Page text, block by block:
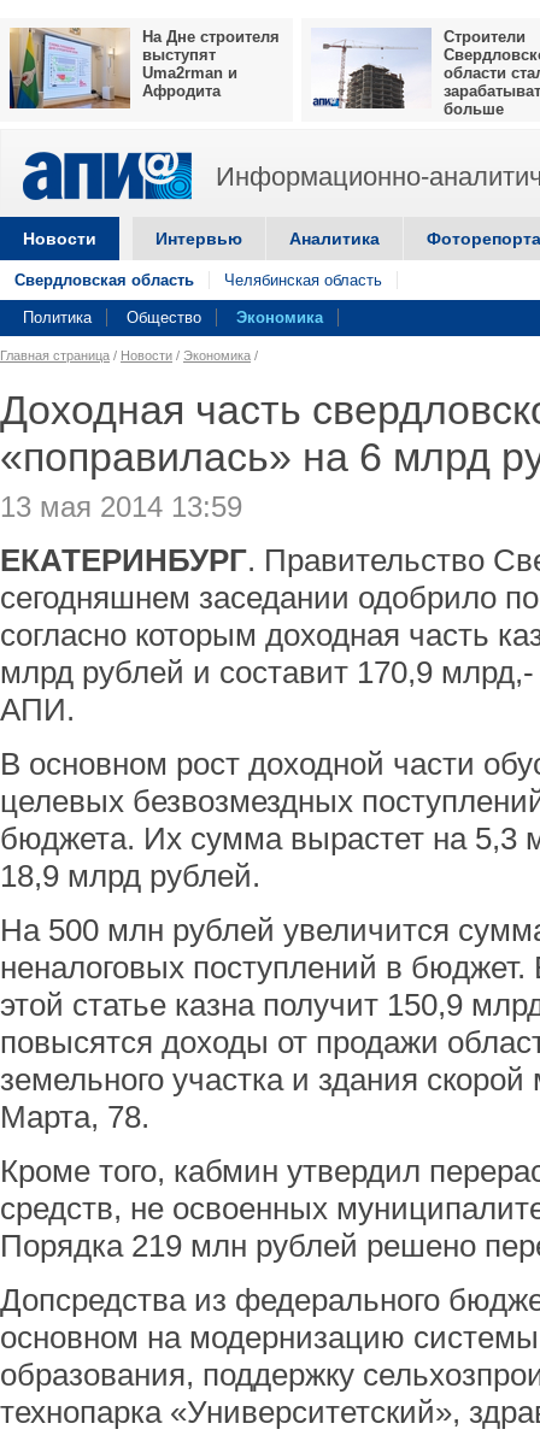
На Дне строителя
выступят
Uma2rman и
Афродита
Строители
области
больше
Информационно-
Новости Интервью Аналитика
Свердловская область Челябинская область
Политика Общество Экономика
Главная страница / Новости / Экономика /
Доходная часть
«поправилась» на 6 млрд
13 мая 2014 13:59
ЕКАТЕРИНБУРГ. Правительство
сегодняшнем заседании одобрило
согласно которым доходная часть
млрд рублей и составит 170,9
АПИ.
В основном рост доходной части
целевых безвозмездных
бюджета. Их сумма вырастет на 5,3
18,9 млрд рублей.
На 500 млн рублей увеличится
неналоговых поступлений в
этой статье казна получит 150,9
повысятся доходы от продажи
земельного участка и здания
Марта, 78.
Кроме того, кабмин утвердил
средств, не освоенных
Порядка 219 млн рублей решено
Допсредства из федерального
основном на модернизацию
образования, поддержку
технопарка «Университетский»,